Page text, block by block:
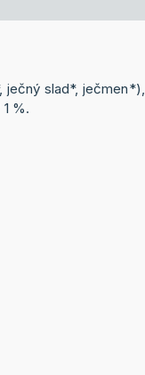
ječný slad*, ječmen*),
%.